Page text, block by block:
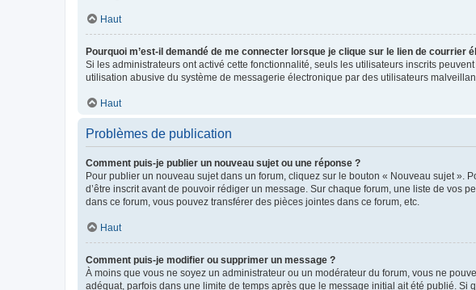
Haut
Pourquoi m’est-il demandé de me connecter lorsque je clique sur le lien de courrier
Si les administrateurs ont activé cette fonctionnalité, seuls les utilisateurs inscrits
utilisation abusive du système de messagerie électronique par des utilisateurs
Haut
Problèmes de publication
Comment puis-je publier un nouveau sujet ou une réponse ?
Pour publier un nouveau sujet dans un forum, cliquez sur le bouton « Nouveau sujet ».
d’être inscrit avant de pouvoir rédiger un message. Sur chaque forum, une liste de vos
dans ce forum, vous pouvez transférer des pièces jointes dans ce forum, etc.
Haut
Comment puis-je modifier ou supprimer un message ?
À moins que vous ne soyez un administrateur ou un modérateur du forum, vous ne
adéquat, parfois dans une limite de temps après que le message initial ait été publié.